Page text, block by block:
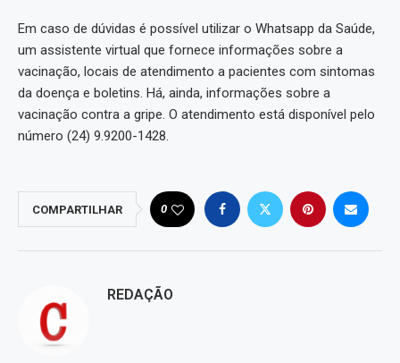
Em caso de dúvidas é possível utilizar o Whatsapp da Saúde,
um assistente virtual que fornece informações sobre a
vacinação, locais de atendimento a pacientes com sintomas
da doença e boletins. Há, ainda, informações sobre a
vacinação contra a gripe. O atendimento está disponível pelo
número (24) 9.9200-1428.
COMPARTILHAR 0
REDAÇÃO